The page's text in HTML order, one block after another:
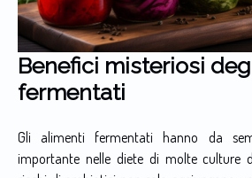
Benefici misteriosi
fermentati
Gli alimenti fermentati hanno da
importante nelle diete di molte culture